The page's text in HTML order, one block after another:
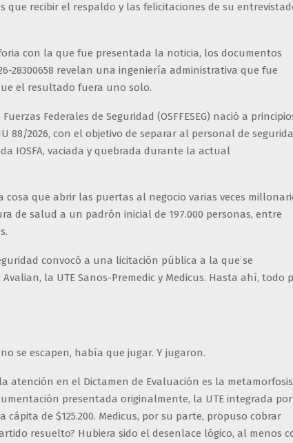
que recibir el respaldo y las felicitaciones de su
con la que fue presentada la noticia, los documentos
28300658 revelan una ingeniería administrativa que fue
el resultado fuera uno solo.
Federales de Seguridad (OSFFESEG) nació a
88/2026, con el objetivo de separar al personal de
IOSFA, vaciada y quebrada durante la actual
cosa que abrir las puertas al negocio varias veces
de salud a un padrón inicial de 197.000 personas, entre
convocó a una licitación pública a la que se
la UTE Sanos-Premedic y Medicus. Hasta ahí, todo
se escapen, había que jugar. Y jugaron.
atención en el Dictamen de Evaluación es la metamorfosis
presentada originalmente, la UTE integrada por
cápita de $125.200. Medicus, por su parte, propuso cobrar
resuelto? Hubiera sido el desenlace lógico, al menos